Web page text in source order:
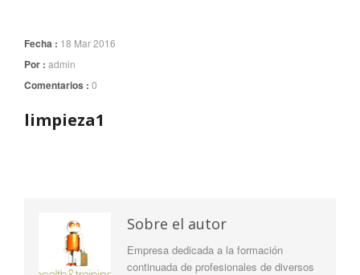
Fecha : 18 Mar 2016
Por : admin
Comentarios : 0
limpieza1
Sobre el autor
Empresa dedicada a la formación
continuada de profesionales de diversos